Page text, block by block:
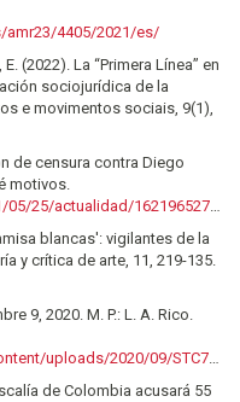
amr23/4405/2021/es/
(2022). La “Primera Línea” en
sociojurídica de la
e movimentos sociais, 9(1),
de censura contra Diego
motivos.
1621965274_527356.html
blancas': vigilantes de la
y crítica de arte, 11, 219-135.
9, 2020. M. P.: L. A. Rico.
2020/09/STC71132020.pdf
de Colombia acusará 55